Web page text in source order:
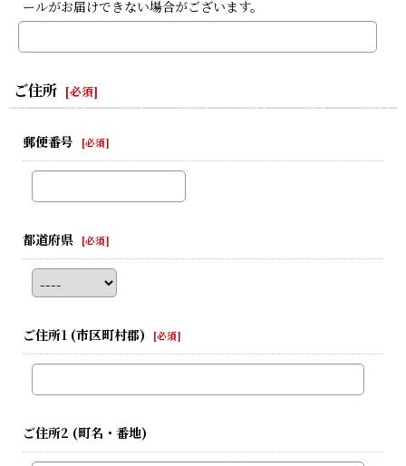
ールがお届けできない場合がございます。
ご住所 [必須]
郵便番号 [必須]
都道府県 [必須]
ご住所1 (市区町村郡) [必須]
ご住所2 (町名・番地)